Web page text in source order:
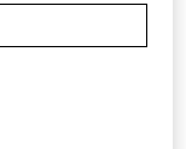
aufhält. Seine
er selbst
die
Ohren der